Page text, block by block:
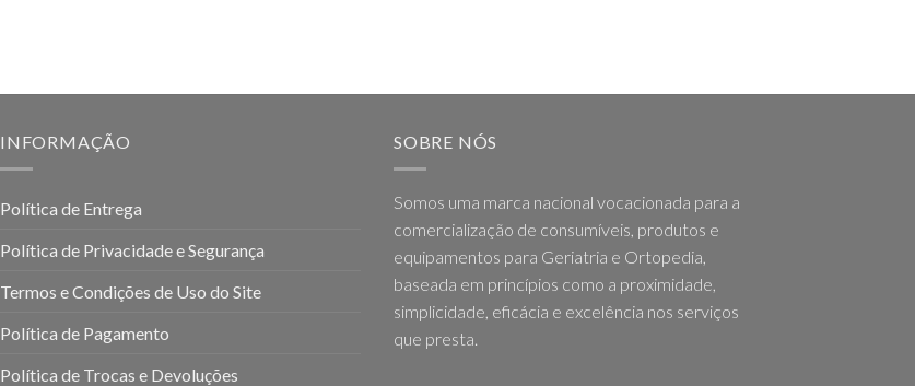
INFORMAÇÃO
Política de Entrega
Política de Privacidade e Segurança
Termos e Condições de Uso do Site
Política de Pagamento
Política de Trocas e Devoluções
SOBRE NÓS
Somos uma marca nacional vocacionada para a
comercialização de consumíveis, produtos e
equipamentos para Geriatria e Ortopedia,
baseada em princípios como a proximidade,
simplicidade, eficácia e excelência nos serviços
que presta.